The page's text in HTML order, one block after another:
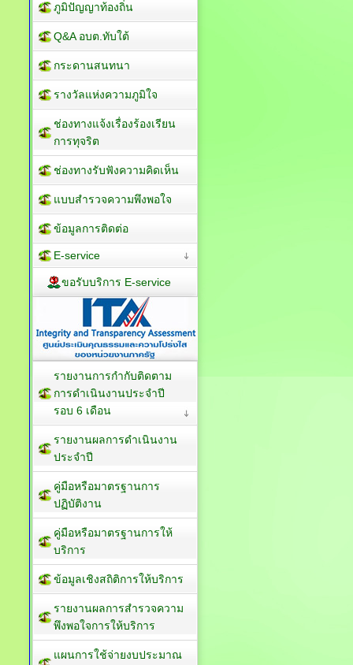
ภูมิปัญญาท้องถิ่น
Q&A อบต.ทับใต้
กระดานสนทนา
รางวัลแห่งความภูมิใจ
ช่องทางแจ้งเรื่องร้องเรียน
การทุจริต
ช่องทางรับฟังความคิดเห็น
แบบสำรวจความพึงพอใจ
ข้อมูลการติดต่อ
E-service
ขอรับบริการ E-service
รายงานการกำกับติดตาม
การดำเนินงานประจำปี
รอบ 6 เดือน
รายงานผลการดำเนินงาน
ประจำปี
คู่มือหรือมาตรฐานการ
ปฏิบัติงาน
คู่มือหรือมาตรฐานการให้
บริการ
ข้อมูลเชิงสถิติการให้บริการ
รายงานผลการสำรวจความ
พึงพอใจการให้บริการ
แผนการใช้จ่ายงบประมาณ